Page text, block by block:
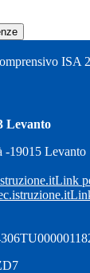
ISA
Levanto
-19015 Levanto
Link